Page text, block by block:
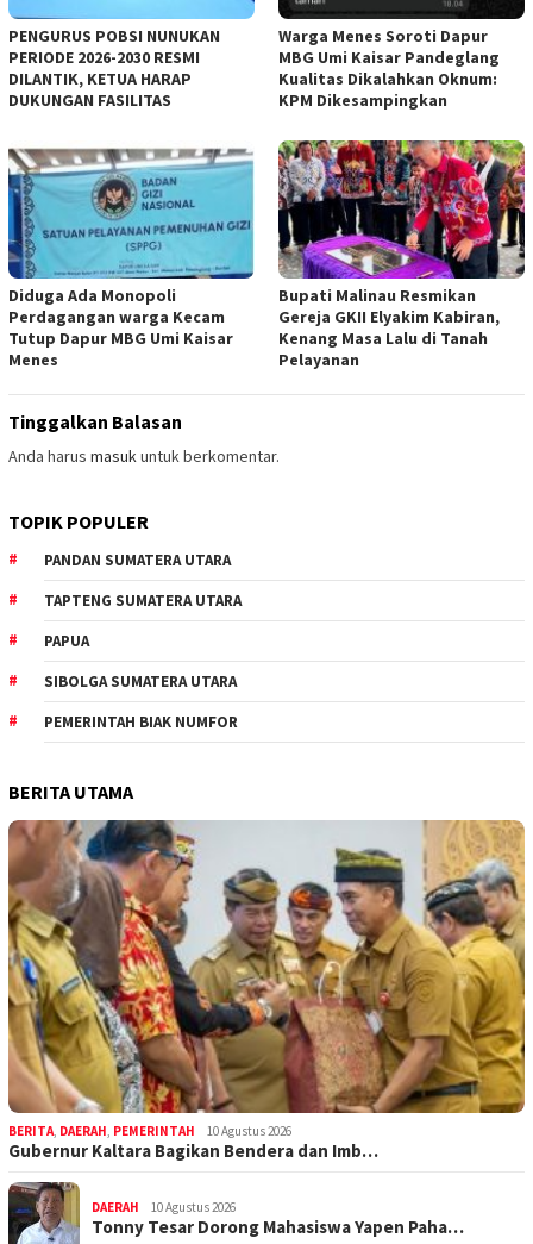
PENGURUS POBSI NUNUKAN
PERIODE 2026-2030 RESMI
DILANTIK, KETUA HARAP
DUKUNGAN FASILITAS
Warga Menes Soroti Dapur
MBG Umi Kaisar Pandeglang
Kualitas Dikalahkan Oknum:
KPM Dikesampingkan
Diduga Ada Monopoli
Perdagangan warga Kecam
Tutup Dapur MBG Umi Kaisar
Menes
Bupati Malinau Resmikan
Gereja GKII Elyakim Kabiran,
Kenang Masa Lalu di Tanah
Pelayanan
Tinggalkan Balasan
Anda harus masukuntuk berkomentar.
TOPIK POPULER
PANDAN SUMATERA UTARA
TAPTENG SUMATERA UTARA
PAPUA
SIBOLGA SUMATERA UTARA
PEMERINTAH BIAK NUMFOR
BERITA UTAMA
BERITA, DAERAH, PEMERINTAH 10 Agustus 2026
Gubernur Kaltara Bagikan Bendera dan Imb…
DAERAH 10 Agustus 2026
Tonny Tesar Dorong Mahasiswa Yapen Paha…